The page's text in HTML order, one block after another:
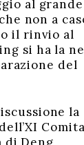
al grande
non a
il rinvio al
si ha la
del
la